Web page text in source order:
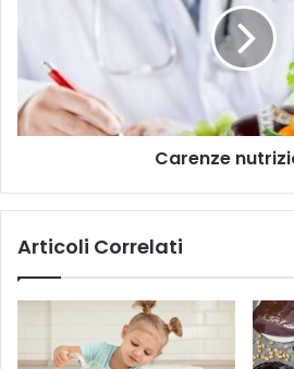
a
in
u
i
i
Carenze
Articoli Correlati